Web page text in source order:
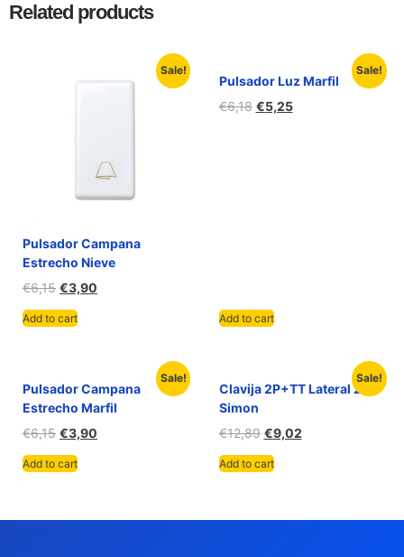
Related products
Sale!
Pulsador Campana
Estrecho Nieve
€6,15 €3,90
Add to cart
Sale!
Pulsador Luz Marfil
€6,18 €5,25
Add to cart
Sale!
Pulsador Campana
Estrecho Marfil
€6,15 €3,90
Add to cart
Sale!
Clavija 2P+TT Lateral 25A
Simon
€12,89 €9,02
Add to cart